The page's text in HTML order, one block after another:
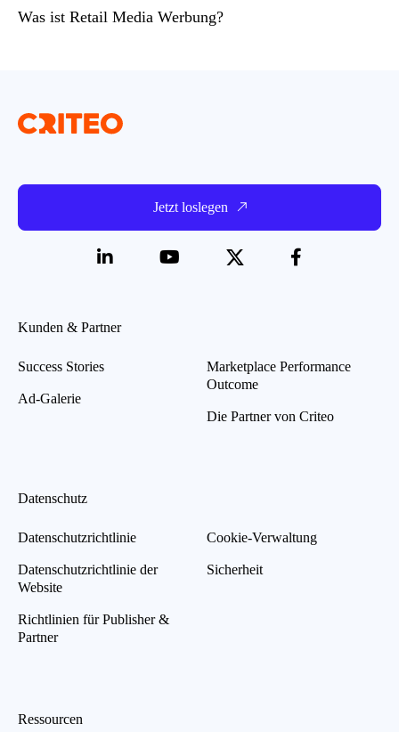
Was ist Retail Media Werbung?
Jetzt loslegen
Kunden & Partner
Success Stories
Ad-Galerie
Marketplace Performance
Outcome
Die Partner von Criteo
Datenschutz
Datenschutzrichtlinie
Datenschutzrichtlinie der
Website
Richtlinien für Publisher &
Partner
Cookie-Verwaltung
Sicherheit
Ressourcen